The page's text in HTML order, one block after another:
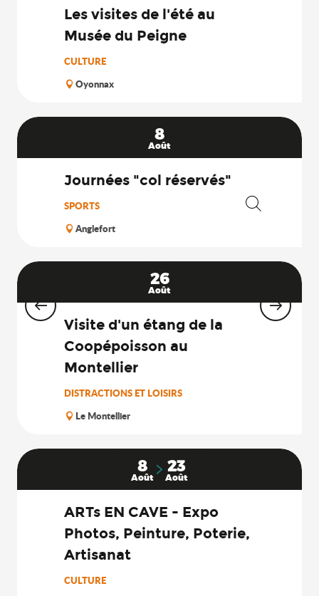
Les visites de l'été au
Musée du Peigne
CULTURE
Oyonnax
8
Août
Journées "col réservés"
SPORTS
Anglefort
26
Août
Visite d'un étang de la
Coopépoisson au
Montellier
DISTRACTIONS ET LOISIRS
Le Montellier
8
Août
23
Août
ARTs EN CAVE - Expo
Photos, Peinture, Poterie,
Artisanat
CULTURE